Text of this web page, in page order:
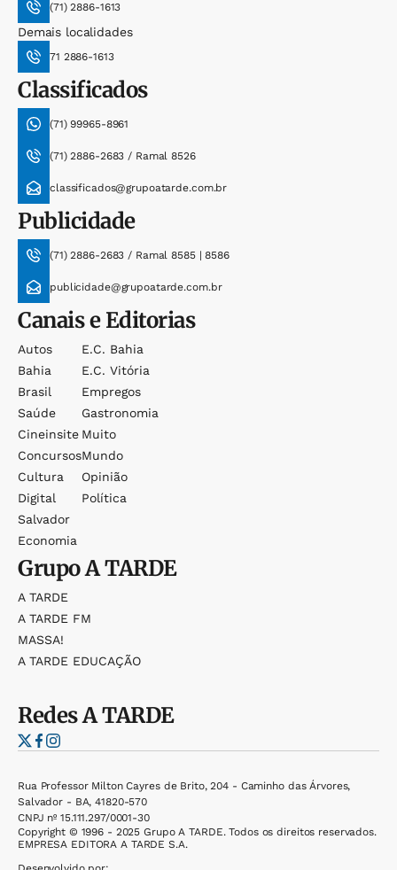
(71) 2886-1613
Demais localidades
71 2886-1613
Classificados
(71) 99965-8961
(71) 2886-2683 / Ramal 8526
classificados@grupoatarde.com.br
Publicidade
(71) 2886-2683 / Ramal 8585 | 8586
publicidade@grupoatarde.com.br
Canais e Editorias
Autos
Bahia
Brasil
Saúde
Cineinsite
Concursos
Cultura
Digital
Salvador
Economia
E.c. Bahia
E.c. Vitória
Empregos
Gastronomia
Muito
Mundo
Opinião
Política
GrupoA TARDE
A TARDE
A TARDE FM
MASSA!
A TARDE EDUCAÇÃO
RedesA TARDE
Rua Professor Milton Cayres de Brito, 204 - Caminho das Árvores,
Salvador - BA, 41820-570
CNPJ nº 15.111.297/0001-30
Copyright © 1996 - 2025 Grupo A TARDE. Todos os direitos reservados.
EMPRESA EDITORA A TARDE S.A.